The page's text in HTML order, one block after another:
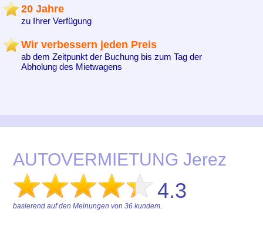
AUTOVERMIETUNG Jerez
4.3
basierend auf den Meinungen von36 kundem.
20 Jahre
zu Ihrer Verfügung
Wir verbessern jeden Preis
ab dem Zeitpunkt der Buchung bis zum Tag der
Abholung des Mietwagens